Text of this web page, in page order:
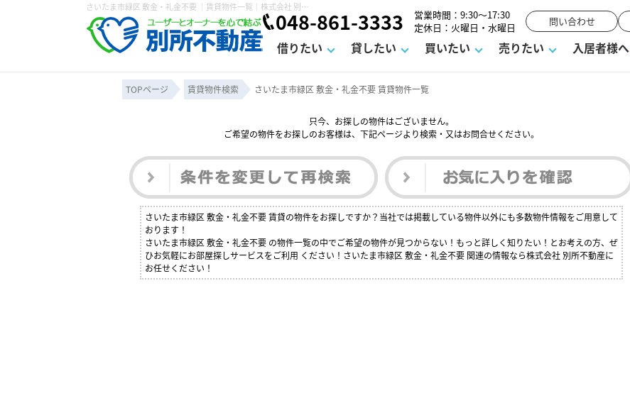
さいたま市緑区 敷金・礼金不要 ｜賃貸物件一覧｜株式会社 別所不動産
048-861-3333
営業時間：9:30～17:30
定休日：火曜日・水曜日
問い合わせ
借りたい
学区から探す 町名から探す 駐車場を探す
保存した検索条件 賃貸契約までの流れ よくある質問 不動産用語・賃貸用語集
貸したい
賃貸経営塾 賃貸Q&A 空室対策
オーナー座談会 賃貸法律相談室
買いたい
購入時の諸費用 購入までの流れ よくある質問
売りたい
不動産売却について 住み替え 借地底地 相続 仲介手数料について
媒介契約の種類 諸費用 仲介と買取の違い 必要な書類 売却の流れ
よくある質問
入居者様へ
入居者様専用ページ 退去申請フォーム 駐車場解約フォーム
スタッフ紹介 お知らせ お客様の声 街紹介
個人情報の取り扱い カスタマーハラスメントに対する基本方針
TOPページ 賃貸物件検索 さいたま市緑区 敷金・礼金不要 賃貸物件一覧
只今、お探しの物件はございません。
ご希望の物件をお探しのお客様は、下記ページより検索・又はお問合せください。
さいたま市緑区 敷金・礼金不要 賃貸の物件をお探しですか？当社では掲載している物件以外にも多数物件情報をご用意して
おります！
さいたま市緑区 敷金・礼金不要 の物件一覧の中でご希望の物件が見つからない！もっと詳しく知りたい！とお考えの方、ぜ
ひお気軽にお部屋探しサービスをご利用 ください！さいたま市緑区 敷金・礼金不要 関連の情報なら株式会社 別所不動産に
お任せください！